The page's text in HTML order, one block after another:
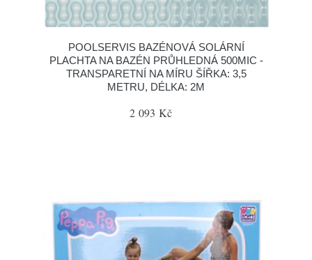
POOLSERVIS BAZÉNOVÁ SOLÁRNÍ
PLACHTA NA BAZÉN PRŮHLEDNÁ 500MIC -
TRANSPARETNÍ NA MÍRU ŠÍŘKA: 3,5
METRU, DÉLKA: 2M
2 093 Kč